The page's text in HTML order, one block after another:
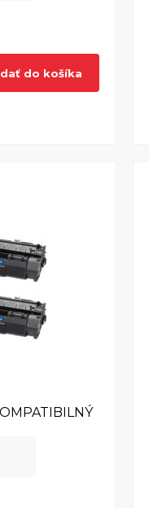
do košíka